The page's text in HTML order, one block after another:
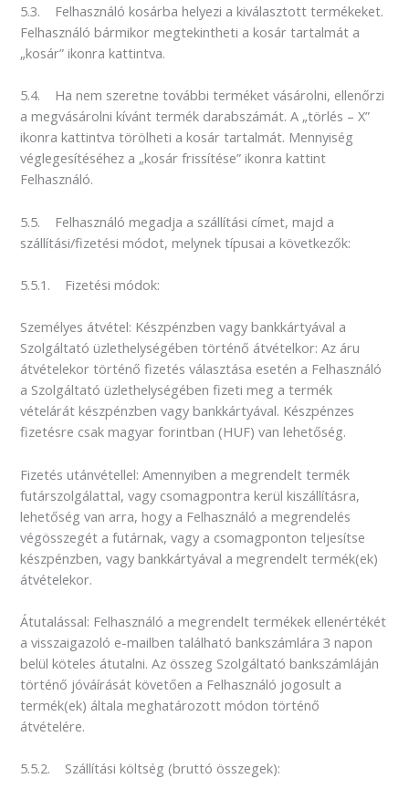
5.3. Felhasználó kosárba helyezi a kiválasztott termékeket.
Felhasználó bármikor megtekintheti a kosár tartalmát a
„kosár” ikonra kattintva.
5.4. Ha nem szeretne további terméket vásárolni, ellenőrzi
a megvásárolni kívánt termék darabszámát. A „törlés – X”
ikonra kattintva törölheti a kosár tartalmát. Mennyiség
véglegesítéséhez a „kosár frissítése” ikonra kattint
Felhasználó.
5.5. Felhasználó megadja a szállítási címet, majd a
szállítási/fizetési módot, melynek típusai a következők:
5.5.1. Fizetési módok:
Személyes átvétel: Készpénzben vagy bankkártyával a
Szolgáltató üzlethelységében történő átvételkor: Az áru
átvételekor történő fizetés választása esetén a Felhasználó
a Szolgáltató üzlethelységében fizeti meg a termék
vételárát készpénzben vagy bankkártyával. Készpénzes
fizetésre csak magyar forintban (HUF) van lehetőség.
Fizetés utánvétellel: Amennyiben a megrendelt termék
futárszolgálattal, vagy csomagpontra kerül kiszállításra,
lehetőség van arra, hogy a Felhasználó a megrendelés
végösszegét a futárnak, vagy a csomagponton teljesítse
készpénzben, vagy bankkártyával a megrendelt termék(ek)
átvételekor.
Átutalással: Felhasználó a megrendelt termékek ellenértékét
a visszaigazoló e-mailben található bankszámlára 3 napon
belül köteles átutalni. Az összeg Szolgáltató bankszámláján
történő jóváírását követően a Felhasználó jogosult a
termék(ek) általa meghatározott módon történő
átvételére.
5.5.2. Szállítási költség (bruttó összegek):